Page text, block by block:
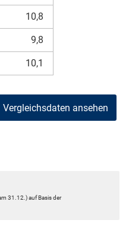
10,8
9,8
10,1
Vergleichsdaten ansehen
31.12.) auf Basis der